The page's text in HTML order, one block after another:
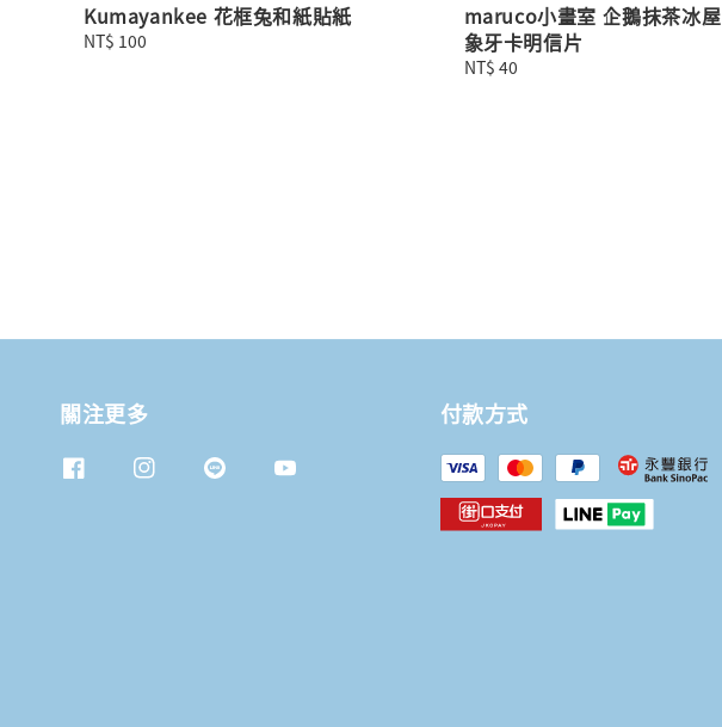
Kumayankee 花框兔和紙貼紙
Regular
NT$ 100
maruco小畫室 企鵝抹茶冰屋
象牙卡明信片
Regular
NT$ 40
關注更多 付款方式